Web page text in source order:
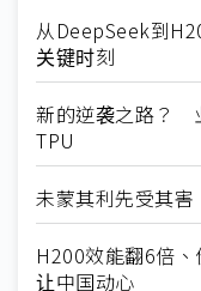
从DeepSeek到
关键时刻
新的逆袭之路？
TPU
未蒙其利先受其
H200效能翻6倍
让中国动心